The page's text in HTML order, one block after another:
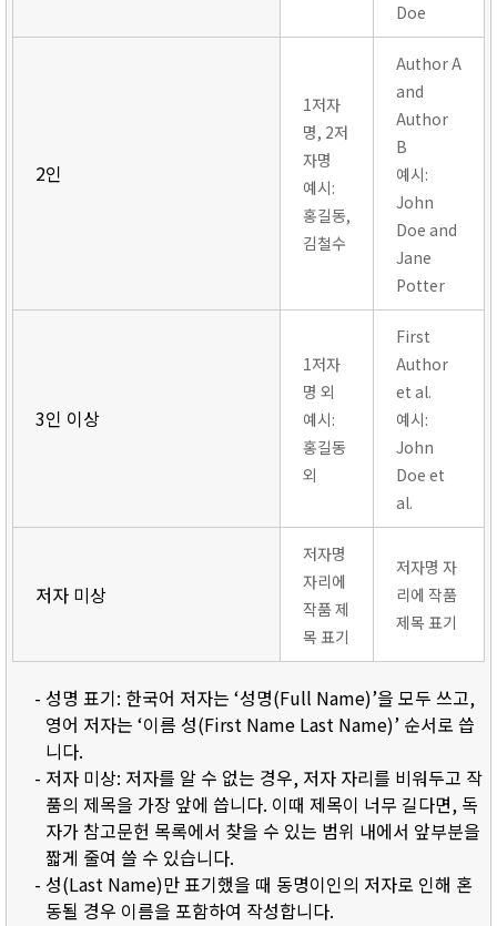
Doe
2인
1저자
명, 2저
자명
예시:
홍길동,
김철수
Author A
and
Author
B
예시:
John
Doe and
Jane
Potter
3인 이상
1저자
명 외
예시:
홍길동
외
First
Author
et al.
예시:
John
Doe et
al.
저자 미상
저자명
자리에
작품 제
목 표기
저자명 자
리에 작품
제목 표기
- 성명 표기: 한국어 저자는 ‘성명(Full Name)’을 모두 쓰고,
영어 저자는 ‘이름 성(First Name Last Name)’ 순서로 씁
니다.
- 저자 미상: 저자를 알 수 없는 경우, 저자 자리를 비워두고 작
품의 제목을 가장 앞에 씁니다. 이때 제목이 너무 길다면, 독
자가 참고문헌 목록에서 찾을 수 있는 범위 내에서 앞부분을
짧게 줄여 쓸 수 있습니다.
- 성(Last Name)만 표기했을 때 동명이인의 저자로 인해 혼
동될 경우 이름을 포함하여 작성합니다.